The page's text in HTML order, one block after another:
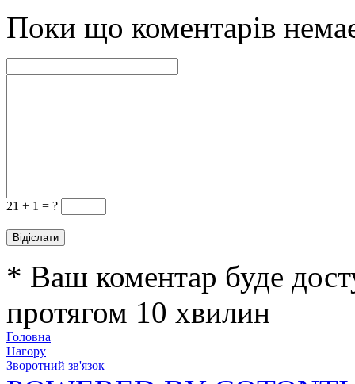
Поки що коментарів
21 + 1 = ?
* Ваш коментар буде
протягом 10 хвилин
Головна
Нагору
Зворотний зв'язок